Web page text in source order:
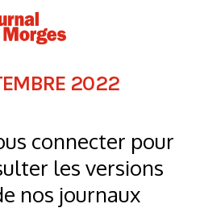
2022
connecter pour
les versions
nos journaux